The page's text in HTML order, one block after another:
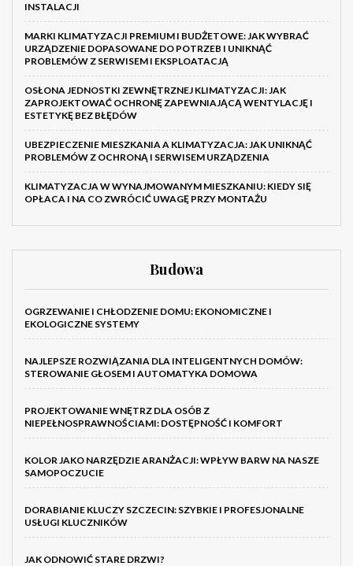
INSTALACJI
MARKI KLIMATYZACJI PREMIUM I BUDŻETOWE: JAK WYBRAĆ
URZĄDZENIE DOPASOWANE DO POTRZEB I UNIKNĄĆ
PROBLEMÓW Z SERWISEM I EKSPLOATACJĄ
OSŁONA JEDNOSTKI ZEWNĘTRZNEJ KLIMATYZACJI: JAK
ZAPROJEKTOWAĆ OCHRONĘ ZAPEWNIAJĄCĄ WENTYLACJĘ I
ESTETYKĘ BEZ BŁĘDÓW
UBEZPIECZENIE MIESZKANIA A KLIMATYZACJA: JAK UNIKNĄĆ
PROBLEMÓW Z OCHRONĄ I SERWISEM URZĄDZENIA
KLIMATYZACJA W WYNAJMOWANYM MIESZKANIU: KIEDY SIĘ
OPŁACA I NA CO ZWRÓCIĆ UWAGĘ PRZY MONTAŻU
Budowa
OGRZEWANIE I CHŁODZENIE DOMU: EKONOMICZNE I
EKOLOGICZNE SYSTEMY
NAJLEPSZE ROZWIĄZANIA DLA INTELIGENTNYCH DOMÓW:
STEROWANIE GŁOSEM I AUTOMATYKA DOMOWA
PROJEKTOWANIE WNĘTRZ DLA OSÓB Z
NIEPEŁNOSPRAWNOŚCIAMI: DOSTĘPNOŚĆ I KOMFORT
KOLOR JAKO NARZĘDZIE ARANŻACJI: WPŁYW BARW NA NASZE
SAMOPOCZUCIE
DORABIANIE KLUCZY SZCZECIN: SZYBKIE I PROFESJONALNE
USŁUGI KLUCZNIKÓW
JAK ODNOWIĆ STARE DRZWI?